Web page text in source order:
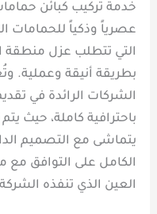
خدمة تركيب كبائن
عصرياً وذكياً للحمامات
التي تتطلب عزل منطقة
بطريقة أنيقة وعملية.
الشركات الرائدة في
باحترافية كاملة، حيث
يتماشى مع التصميم
الكامل على التوافق
العين الذي تنفذه